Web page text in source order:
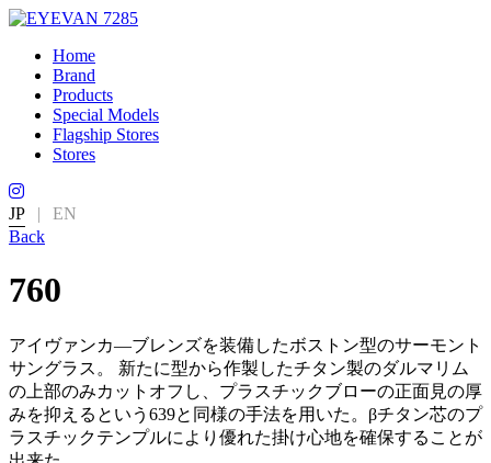
Home
Brand
Products
Special Models
Flagship Stores
Stores
JP |
EN
Back
760
アイヴァンカ—ブレンズを装備したボストン型のサーモント
サングラス。 新たに型から作製したチタン製のダルマリム
の上部のみカットオフし、プラスチックブローの正面見の厚
みを抑えるという639と同様の手法を用いた。βチタン芯のプ
ラスチックテンプルにより優れた掛け心地を確保することが